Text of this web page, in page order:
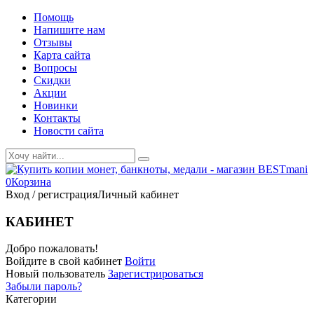
Помощь
Напишите нам
Отзывы
Карта сайта
Вопросы
Скидки
Акции
Новинки
Контакты
Новости сайта
0Корзина
Вход / регистрацияЛичный кабинет
КАБИНЕТ
Добро пожаловать!
Войдите в свой кабинет Войти
Новый пользователь Зарегистрироваться
Забыли пароль?
Категории